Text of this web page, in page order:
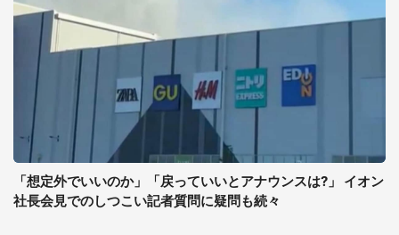
「想定外でいいのか」「戻っていいとアナウンスは?」 イオン
社長会見でのしつこい記者質問に疑問も続々